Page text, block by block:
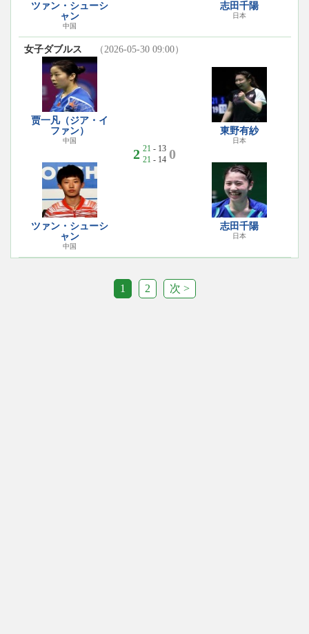
ツァン・シューシ
ャン
中国
志田千陽
日本
女子ダブルス （2026-05-30 09:00）
贾一凡（ジア・イ
ファン）
中国
ツァン・シューシ
ャン
中国
2 21 - 13
21 - 14 0
東野有紗
日本
志田千陽
日本
1 2 次 >